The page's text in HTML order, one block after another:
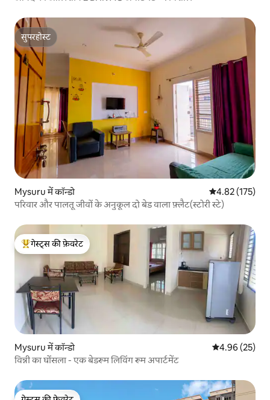
सुपरहोस्ट
सुपरहोस्ट
Mysuru में कॉन्डो औसत रेटिंग 5 में से
4.82 (175)
परिवार और पालतू जीवों के अनुकूल दो बेड वाला फ़्लैट(स्टोरी स्टे)
गेस्ट्स का टॉप फ़ेवरेट
गेस्ट्स की फ़ेवरेट
Mysuru में कॉन्डो औसत रेटिंग 5 में
4.96 (25)
विन्नी का घोंसला - एक बेडरूम लिविंग रूम अपार्टमेंट